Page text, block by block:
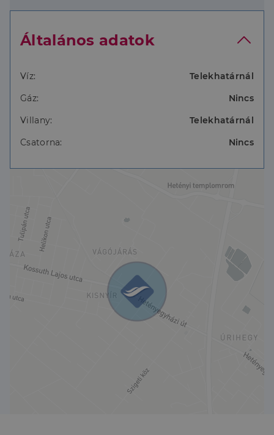
lehet mivel 3%-a beépíthető.
Általános adatok
Víz:
Telekhatárnál
Gáz:
Nincs
Villany:
Telekhatárnál
Csatorna:
Nincs